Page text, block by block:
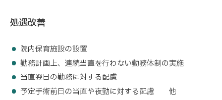
処遇改善
院内保育施設の設置
勤務計画上、連続当直を行わない勤務体制の実施
当直翌日の勤務に対する配慮
予定手術前日の当直や夜勤に対する配慮 他